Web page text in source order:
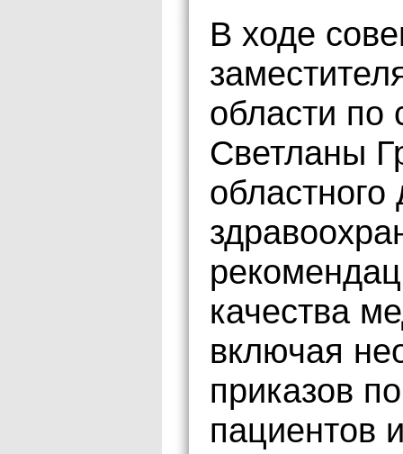
В ходе
области по
Светланы
качества
включая
приказов
пациентов